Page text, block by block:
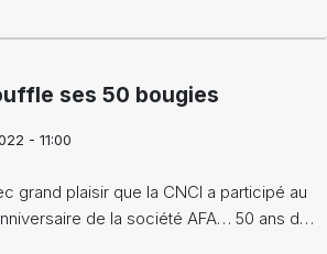
ses 50 bougies
- 11:00
grand plaisir que la CNCI a participé au
de la société AFA… 50 ans d…